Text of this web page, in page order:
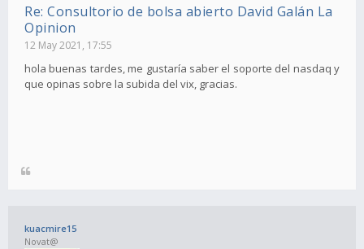
Re: Consultorio de bolsa abierto David Galán La
Opinion
12 May 2021, 17:55
hola buenas tardes, me gustaría saber el soporte del nasdaq y
que opinas sobre la subida del vix, gracias.
kuacmire15
Novat@